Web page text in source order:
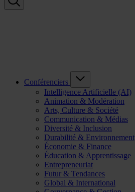
Conférenciers
Intelligence Artificielle (AI)
Animation & Modération
Arts, Culture & Société
Communication & Médias
Diversité & Inclusion
Durabilité & Environnement
Économie & Finance
Éducation & Apprentissage
Entrepreneuriat
Futur & Tendances
Global & International